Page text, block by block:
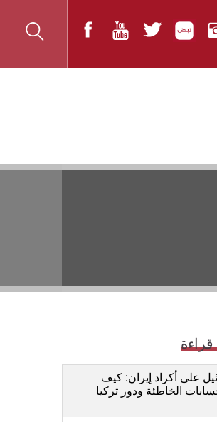
قراءة
على أكراد إيران: كيف
الخاطئة ودور تركيا